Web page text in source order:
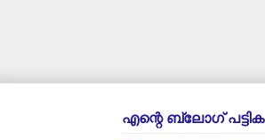
എന്റെ ബ്ലോഗ് പട്ടിക